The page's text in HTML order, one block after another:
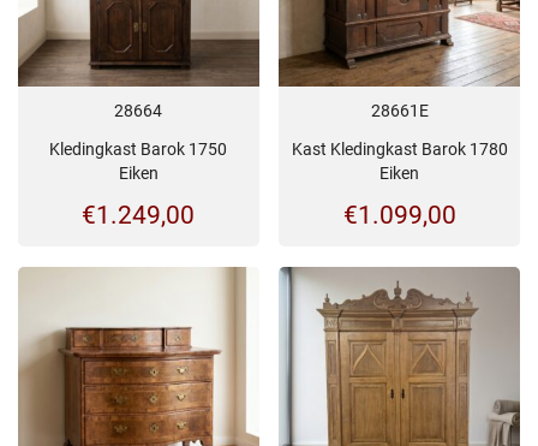
28664
Kledingkast Barok 1750
Eiken
€1.249,00
28661E
Kast Kledingkast Barok 1780
Eiken
€1.099,00